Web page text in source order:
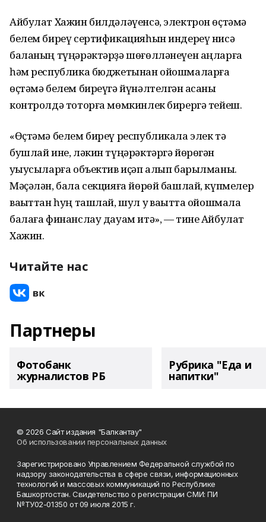
Айбулат Хажин билдәләүенсә, электрон өҫтәмә
белем биреү сертификацияһын индереү нисә
баланың түңәрәктәрҙә шөғөлләнеүен аңларға
һәм республика бюджетынан ойошмаларға
өҫтәмә белем биреүгә йүнәлтелгән аҡсаны
контролдә тоторға мөмкинлек бирергә тейеш.
«Өҫтәмә белем биреү республикала элек тә
бушлай ине, ләкин түңәрәктәргә йөрөгән
уҡыусыларға объектив иҫәп алып барылманы.
Мәҫәлән, бала секцияға йөрөй башлай, күпмелер
ваҡыттан һуң ташлай, шул уҡ ваҡытта ойошмала
балаға финанслау дауам итә», — тине Айбулат
Хажин.
Читайте нас
Партнеры
Фотобанк
журналистов РБ
Рубрика "Еда и
напитки"
© 2026 Сайт издания "Балкантау"
Об использовании персональных данных
Зарегистрировано Управлением Федеральной службой по
надзору законодательства в сфере связи, информационных
технологий и массовых коммуникаций по Республике
Башкортостан. Свидетельство о регистрации СМИ: ПИ
№ТУ02-01350 от 09 июля 2015 г.